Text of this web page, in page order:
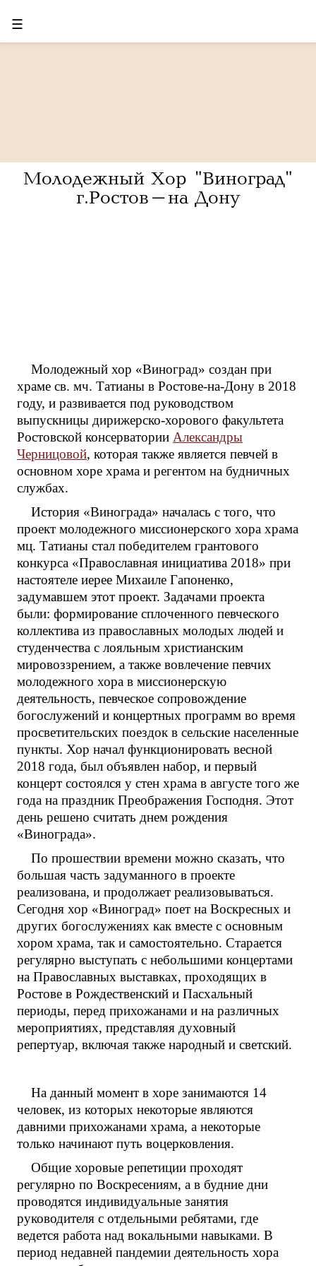
☰
Молодежный Хор "Виноград"
г.Ростов-на Дону
Молодежный хор «Виноград» создан при
храме св. мч. Татианы в Ростове-на-Дону в 2018
году, и развивается под руководством
выпускницы дирижерско-хорового факультета
Ростовской консерватории Александры
Черницовой, которая также является певчей в
основном хоре храма и регентом на будничных
службах.
История «Винограда» началась с того, что
проект молодежного миссионерского хора храма
мц. Татианы стал победителем грантового
конкурса «Православная инициатива 2018» при
настоятеле иерее Михаиле Гапоненко,
задумавшем этот проект. Задачами проекта
были: формирование сплоченного певческого
коллектива из православных молодых людей и
студенчества с лояльным христианским
мировоззрением, а также вовлечение певчих
молодежного хора в миссионерскую
деятельность, певческое сопровождение
богослужений и концертных программ во время
просветительских поездок в сельские населенные
пункты. Хор начал функционировать весной
2018 года, был объявлен набор, и первый
концерт состоялся у стен храма в августе того же
года на праздник Преображения Господня. Этот
день решено считать днем рождения
«Винограда».
По прошествии времени можно сказать, что
большая часть задуманного в проекте
реализована, и продолжает реализовываться.
Сегодня хор «Виноград» поет на Воскресных и
других богослужениях как вместе с основным
хором храма, так и самостоятельно. Старается
регулярно выступать с небольшими концертами
на Православных выставках, проходящих в
Ростове в Рождественский и Пасхальный
периоды, перед прихожанами и на различных
мероприятиях, представляя духовный
репертуар, включая также народный и светский.
На данный момент в хоре занимаются 14
человек, из которых некоторые являются
давними прихожанами храма, а некоторые
только начинают путь воцерковления.
Общие хоровые репетиции проходят
регулярно по Воскресениям, а в будние дни
проводятся индивидуальные занятия
руководителя с отдельными ребятами, где
ведется работа над вокальными навыками. В
период недавней пандемии деятельность хора